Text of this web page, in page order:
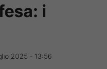
i
2025 - 13:56